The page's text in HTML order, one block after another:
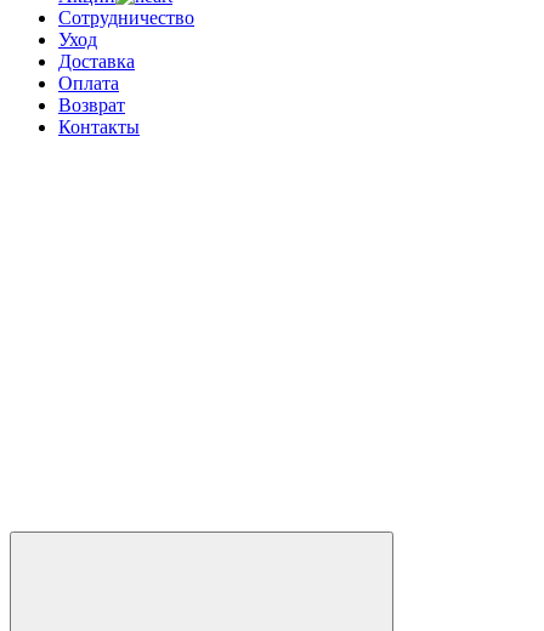
Сотрудничество
Уход
Доставка
Оплата
Возврат
Контакты